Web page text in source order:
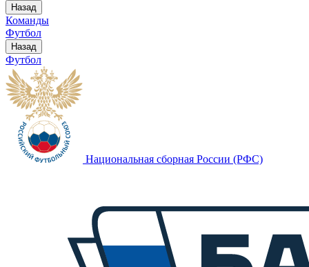
Назад
Команды
Футбол
Назад
Футбол
Национальная сборная России (РФС)